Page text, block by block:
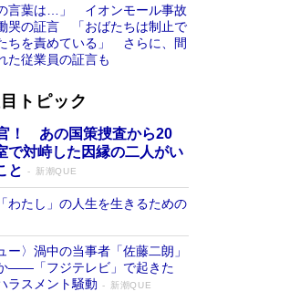
の言葉は…」 イオンモール事故
哭の証言 「おばたちは制止で
ちを責めている」 さらに、間
た従業員の証言も
トピック
！ あの国策捜査から20
で対峙した因縁の二人がい
と
新潮QUE
わたし」の人生を生きるための
ー〉渦中の当事者「佐藤二朗」
――「フジテレビ」で起きた
ラスメント騒動
新潮QUE